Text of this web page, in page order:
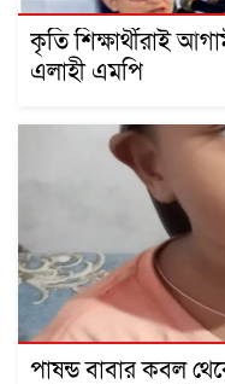
কৃতি শিক্ষার্থীরাই
এলাহী এমপি
পাষন্ড বাবার কবল